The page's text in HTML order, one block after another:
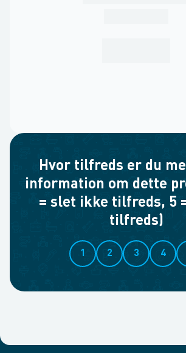
Hvor tilfreds er du
information om dette
= slet ikke tilfreds, 5
tilfreds)
1 2 3 4